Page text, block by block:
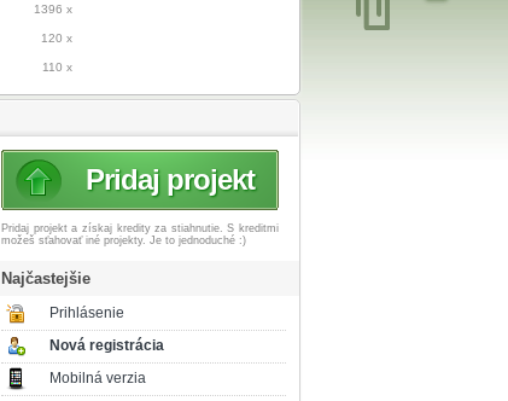
1396 x
120 x
110 x
Pridaj projekt
Pridaj projekt a získaj kredity za stiahnutie. S kreditmi
možeš sťahovať iné projekty. Je to jednoduché :)
Najčastejšie
Prihlásenie
Nová registrácia
Mobilná verzia